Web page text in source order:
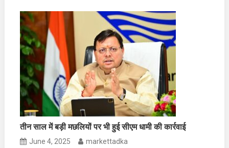
तीन साल में बड़ी मछलियों पर भी हुई सीएम धामी की कार्रवाई
June 4, 2025 markettadka